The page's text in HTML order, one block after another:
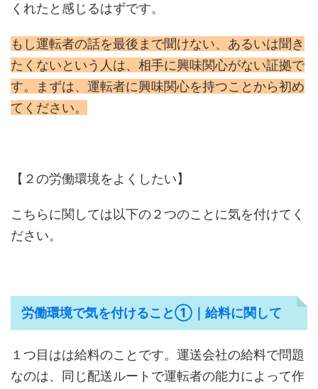
くれたと感じるはずです。
もし運転者の話を最後まで聞けない、あるいは聞き
たくないという人は、相手に興味関心がない証拠で
す。まずは、運転者に興味関心を持つことから初め
てください。
【２の労働環境をよくしたい】
こちらに関しては以下の２つのことに気を付けてく
ださい。
労働環境で気を付けること①｜給料に関して
１つ目はは給料のことです。運送会社の給料で問題
なのは、同じ配送ルートで運転者の能力によって作